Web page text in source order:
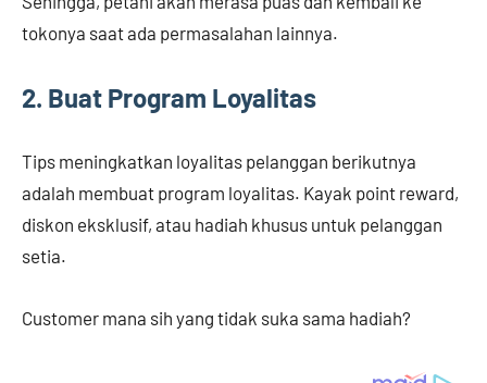
tokonya saat ada permasalahan lainnya.
2. Buat Program Loyalitas
Tips meningkatkan loyalitas pelanggan berikutnya
adalah membuat program loyalitas. Kayak point reward,
diskon eksklusif, atau hadiah khusus untuk pelanggan
setia.
Customer mana sih yang tidak suka sama hadiah?